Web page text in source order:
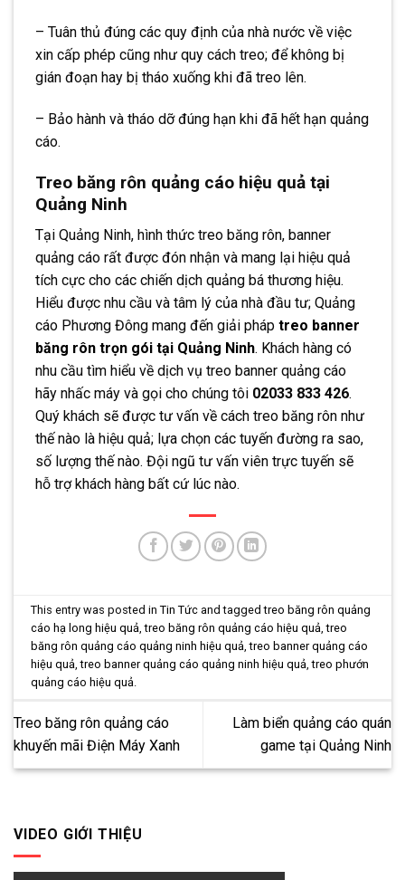
– Tuân thủ đúng các quy định của nhà nước về việc
xin cấp phép cũng như quy cách treo; để không bị
gián đoạn hay bị tháo xuống khi đã treo lên.
– Bảo hành và tháo dỡ đúng hạn khi đã hết hạn quảng
cáo.
Treo băng rôn quảng cáo hiệu quả tại
Quảng Ninh
Tại Quảng Ninh, hình thức treo băng rôn, banner
quảng cáo rất được đón nhận và mang lại hiệu quả
tích cực cho các chiến dịch quảng bá thương hiệu.
Hiểu được nhu cầu và tâm lý của nhà đầu tư; Quảng
cáo Phương Đông mang đến giải pháp treo banner
băng rôn trọn gói tại Quảng Ninh. Khách hàng có
nhu cầu tìm hiểu về dịch vụ treo banner quảng cáo
hãy nhấc máy và gọi cho chúng tôi 02033 833 426.
Quý khách sẽ được tư vấn về cách treo băng rôn như
thế nào là hiệu quả; lựa chọn các tuyến đường ra sao,
số lượng thế nào. Đội ngũ tư vấn viên trực tuyến sẽ
hỗ trợ khách hàng bất cứ lúc nào.
This entry was posted inTin Tức and taggedtreo băng rôn quảng
cáo hạ long hiệu quả,treo băng rôn quảng cáo hiệu quả,treo
băng rôn quảng cáo quảng ninh hiệu quả,treo banner quảng cáo
hiệu quả,treo banner quảng cáo quảng ninh hiệu quả,treo phướn
quảng cáo hiệu quả.
Treo băng rôn quảng cáo
khuyến mãi Điện Máy Xanh
Làm biển quảng cáo quán
game tại Quảng Ninh
VIDEO GIỚI THIỆU